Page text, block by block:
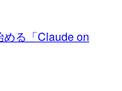
める「Claude on